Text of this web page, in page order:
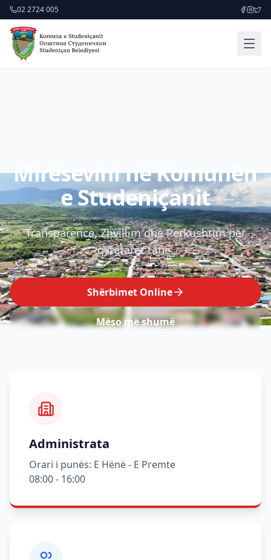
02 2724 005
Mirësevini në Komunën
e Studeniçanit
Transparencë, Zhvillim dhe Përkushtim për
qytetarët tanë.
Shërbimet Online
Mëso më shumë
Administrata
Orari i punës: E Hënë - E Premte
08:00 - 16:00